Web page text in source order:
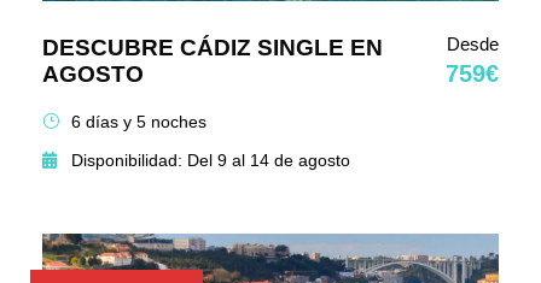
DESCUBRE CÁDIZ SINGLE EN
AGOSTO
Desde
759€
6 días y 5 noches
Disponibilidad: Del 9 al 14 de agosto